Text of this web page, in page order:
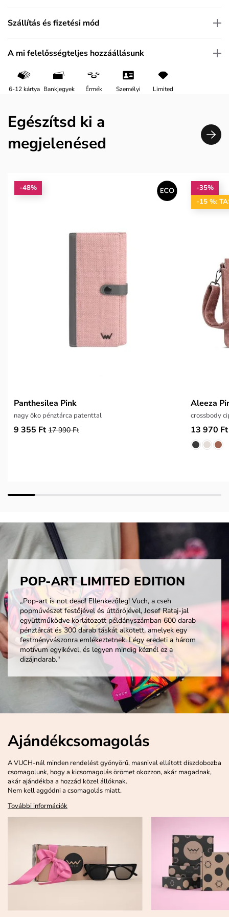
Szállítás és fizetési mód
A mi felelősségteljes hozzáállásunk
6-12 kártya Bankjegyek Érmék Személyi Limited
Egészítsd ki a
megjelenésed
-48%
Panthesilea Pink
nagy öko pénztárca patenttal
9 355 Ft 17 990 Ft
-35%
-15 %:
Aleeza
crossbody
13 970 Ft
POP-ART LIMITED EDITION
„Pop-art is not dead! Ellenkezőleg! Vuch, a cseh
popművészet festőjével és úttörőjével, Josef Rataj-jal
együttműködve korlátozott példányszámban 600 darab
pénztárcát és 300 darab táskát alkotett, amelyek egy
festményvászonra emlékeztetnek. Légy eredeti a három
motívum egyikével, és legyen mindig kéznél ez a
dizájndarab."
Ajándékcsomagolás
A VUCH-nál minden rendelést gyönyörű, masnival ellátott díszdobozba
csomagolunk, hogy a kicsomagolás örömet okozzon, akár magadnak,
akár ajándékba a hozzád közel állóknak.
Nem kell aggódni a csomagolás miatt.
További információk